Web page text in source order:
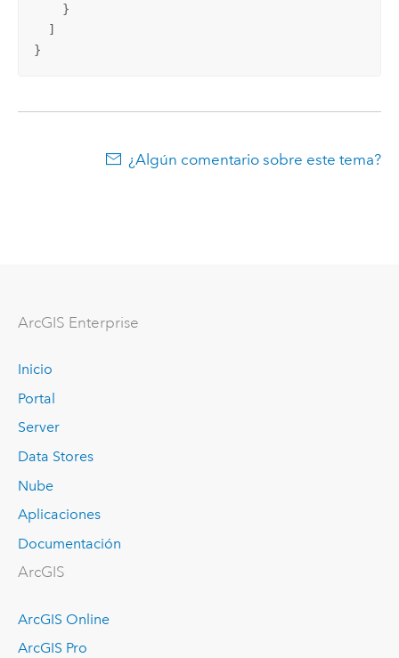
    }
  ]
}
¿Algún comentario sobre este tema?
ArcGIS Enterprise
Inicio
Portal
Server
Data Stores
Nube
Aplicaciones
Documentación
ArcGIS
ArcGIS Online
ArcGIS Pro